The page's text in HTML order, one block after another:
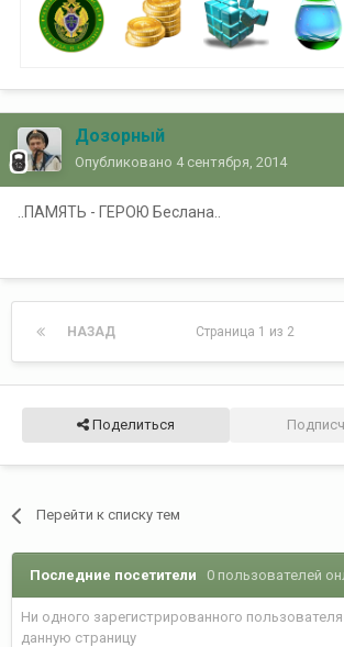
Дозорный
Опубликовано 4 сентября, 2014
..ПАМЯТЬ - ГЕРОЮ Беслана..
НАЗАД Страница 1 из 2
Поделиться
Перейти к списку тем
Последние посетители 0 пользователей
Ни одного зарегистрированного
данную страницу